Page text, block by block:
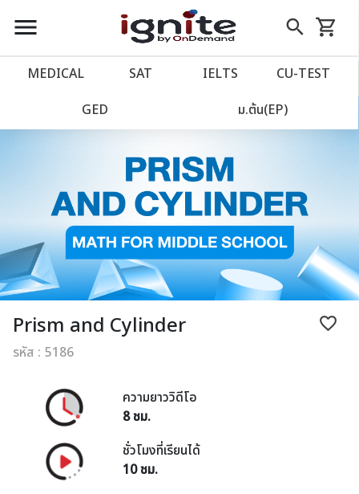
close
account_balance หน้าแรก
เว็บไซต์อิกไนท์
โปรโมชั่น
วางแผนการเรียน
account_circle เข้าสู่ระบบ
assignment ลงทะเบียน
menu search
Skip
to
shopping_cart
รถเข็น
MEDICAL SAT IELTS CU‑TEST
GED ม.ต้น(EP)
favorite_border
Prism and Cylinder
รหัส : 5186
ความยาววิดีโอ
8 ชม.
ชั่วโมงที่เรียนได้
10 ชม.